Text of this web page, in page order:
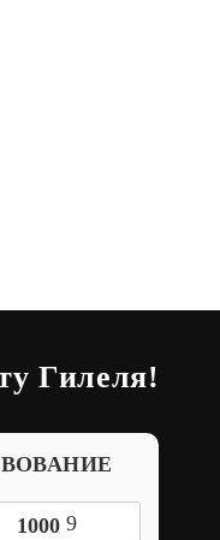
Гилеля!
1000 9